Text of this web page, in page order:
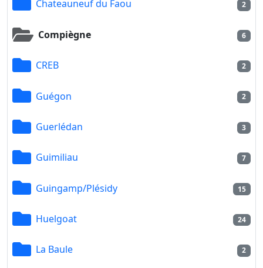
Chateauneuf du Faou 2
Compiègne 6
CREB 2
Guégon 2
Guerlédan 3
Guimiliau 7
Guingamp/Plésidy 15
Huelgoat 24
La Baule 2